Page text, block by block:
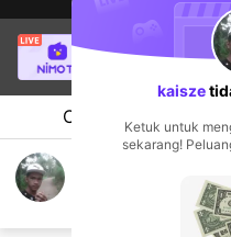
League of Legends
Chat
kaisze
Ketuk untuk
sekarang!